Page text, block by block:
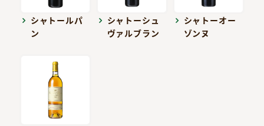
シャトールパ
ン
シャトーシュ
ヴァルブラン
シャトーオー
ゾンヌ